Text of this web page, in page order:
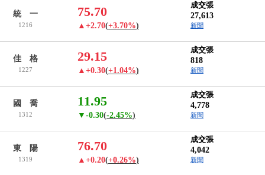
統 一
1216
75.70
▲+2.70(+3.70%)
成交張
27,613
新聞
佳 格
1227
29.15
▲+0.30(+1.04%)
成交張
818
新聞
國 喬
1312
11.95
▼-0.30(-2.45%)
成交張
4,778
新聞
東 陽
1319
76.70
▲+0.20(+0.26%)
成交張
4,042
新聞